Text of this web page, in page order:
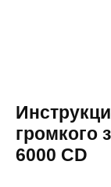
громкого
6000 CD